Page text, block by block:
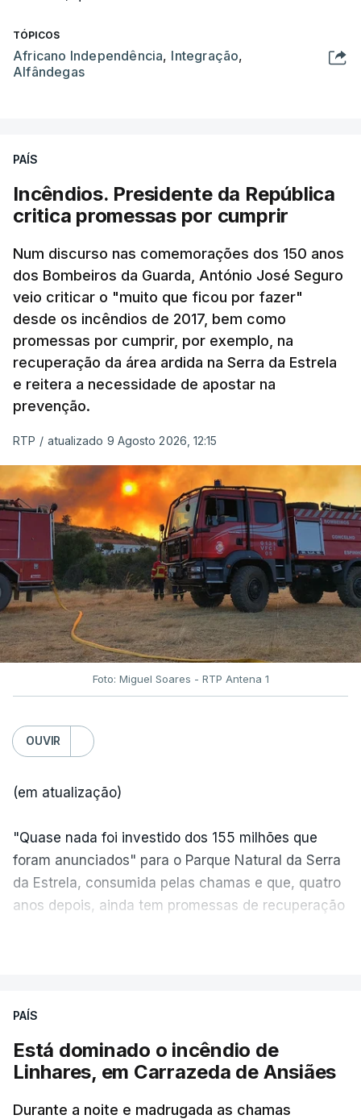
TÓPICOS
Africano Independência, Integração,
Alfândegas
PAÍS
Incêndios. Presidente da República
critica promessas por cumprir
Num discurso nas comemorações dos 150 anos
dos Bombeiros da Guarda, António José Seguro
veio criticar o "muito que ficou por fazer"
desde os incêndios de 2017, bem como
promessas por cumprir, por exemplo, na
recuperação da área ardida na Serra da Estrela
e reitera a necessidade de apostar na
prevenção.
RTP / atualizado 9 Agosto 2026, 12:15
Foto: Miguel Soares - RTP Antena 1
OUVIR
(em atualização)
"Quase nada foi investido dos 155 milhões que
foram anunciados" para o Parque Natural da Serra
da Estrela, consumida pelas chamas e que, quatro
anos depois, ainda tem promessas de recuperação
ESTE CONTEÚDO ESTÁ NESTE
PAÍS
Está dominado o incêndio de
Linhares, em Carrazeda de Ansiães
Durante a noite e madrugada as chamas